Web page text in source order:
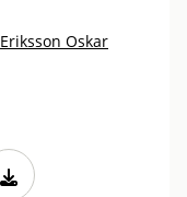
Eriksson Oskar